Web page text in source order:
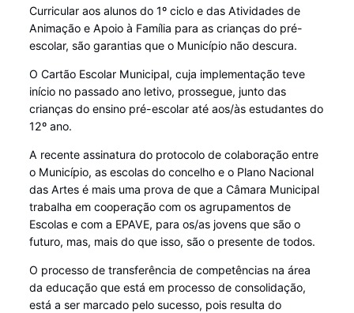
Curricular aos alunos do 1º ciclo e das Atividades de
Animação e Apoio à Família para as crianças do pré-
escolar, são garantias que o Município não descura.
O Cartão Escolar Municipal, cuja implementação teve
início no passado ano letivo, prossegue, junto das
crianças do ensino pré-escolar até aos/às estudantes do
12º ano.
A recente assinatura do protocolo de colaboração entre
o Município, as escolas do concelho e o Plano Nacional
das Artes é mais uma prova de que a Câmara Municipal
trabalha em cooperação com os agrupamentos de
Escolas e com a EPAVE, para os/as jovens que são o
futuro, mas, mais do que isso, são o presente de todos.
O processo de transferência de competências na área
da educação que está em processo de consolidação,
está a ser marcado pelo sucesso, pois resulta do